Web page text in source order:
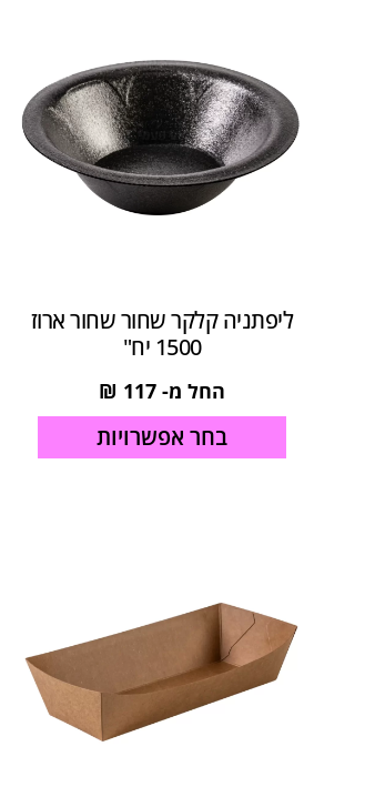
ליפתניה קלקר שחור שחור ארוז
1500 יח"
החל מ- 117
₪
בחר אפשרויות